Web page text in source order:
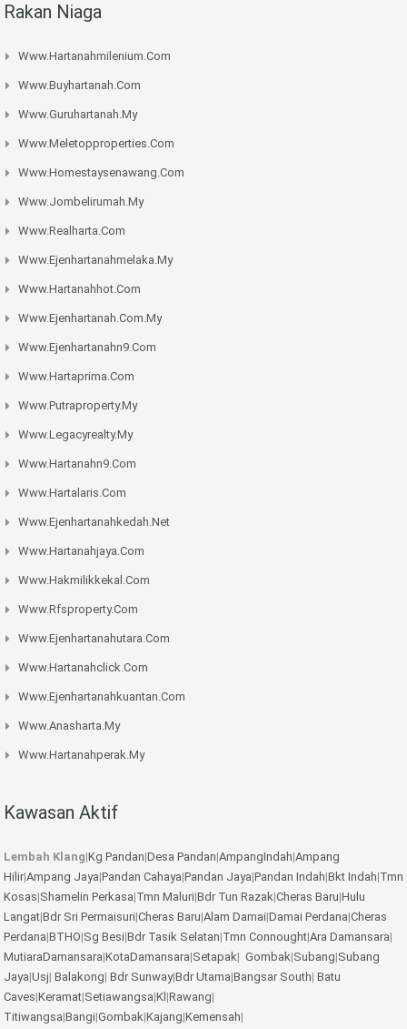
Rakan Niaga
Www.hartanahmilenium.com
Www.buyhartanah.com
Www.guruhartanah.my
Www.meletopproperties.com
Www.homestaysenawang.com
Www.jombelirumah.my
Www.realharta.com
Www.ejenhartanahmelaka.my
Www.hartanahhot.com
Www.ejenhartanah.com.my
Www.ejenhartanahn9.com
Www.hartaprima.com
Www.putraproperty.my
Www.legacyrealty.my
Www.hartanahn9.com
Www.hartalaris.com
Www.ejenhartanahkedah.net
Www.hartanahjaya.com
Www.hakmilikkekal.com
Www.rfsproperty.com
Www.ejenhartanahutara.com
Www.hartanahclick.com
Www.ejenhartanahkuantan.com
Www.anasharta.my
Www.hartanahperak.my
Kawasan Aktif
Lembah Klang|Kg Pandan|Desa Pandan|AmpangIndah|Ampang
Hilir|Ampang Jaya|Pandan Cahaya|Pandan Jaya|Pandan Indah|Bkt Indah|Tmn
Kosas|Shamelin Perkasa|Tmn Maluri|Bdr Tun Razak|Cheras Baru|Hulu
Langat|Bdr Sri Permaisuri|Cheras Baru|Alam Damai|Damai Perdana|Cheras
Perdana|BTHO|Sg Besi|Bdr Tasik Selatan|Tmn Connought|Ara Damansara|
MutiaraDamansara|KotaDamansara|Setapak| Gombak|Subang|Subang
Jaya|Usj| Balakong| Bdr Sunway|Bdr Utama|Bangsar South| Batu
Caves|Keramat|Setiawangsa|Kl |Rawang|
Titiwangsa|Bangi|Gombak|Kajang|Kemensah|